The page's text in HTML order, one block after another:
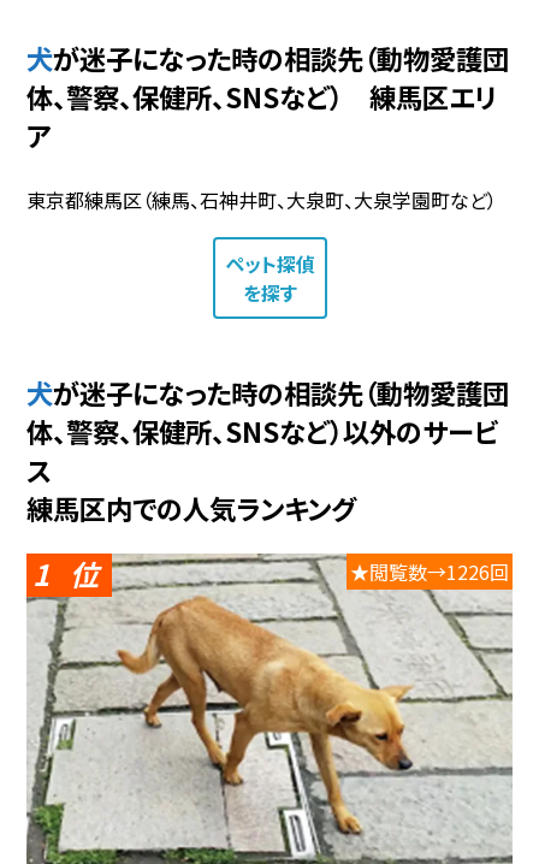
犬が迷子になった時の相談先（動物愛護団
体、警察、保健所、SNSなど） 練馬区エリ
ア
東京都練馬区（練馬、石神井町、大泉町、大泉学園町など）
ペット探偵
を探す
犬が迷子になった時の相談先（動物愛護団
体、警察、保健所、SNSなど）以外のサービ
ス
練馬区内での人気ランキング
1 ★閲覧数→1226回